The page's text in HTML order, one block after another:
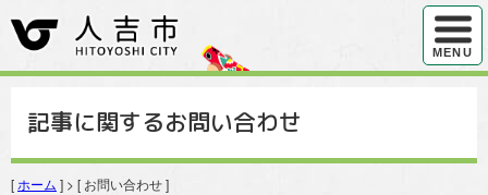
ハンバ
MENU
記事に関するお問い合わせ
[ ホーム ] > [ お問い合わせ ]